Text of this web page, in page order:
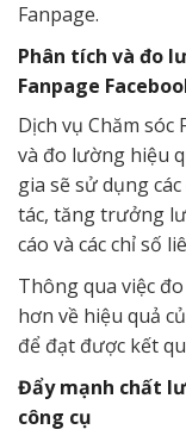
Fanpage.
Phân tích và đo
Fanpage
Dịch vụ Chăm
và đo lường hiệu
gia sẽ sử dụng
tác, tăng trưởng
cáo và các chỉ số
Thông qua việc
hơn về hiệu quả
để đạt được kết
Đẩy mạnh chất
công cụ